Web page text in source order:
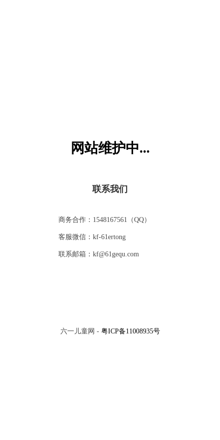
网站维护中...
联系我们
商务合作：1548167561（QQ）
客服微信：kf-61ertong
联系邮箱：kf@61gequ.com
六一儿童网 - 粤ICP备11008935号